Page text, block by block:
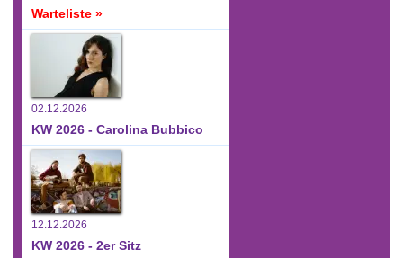
Warteliste »
02.12.2026
KW 2026 - Carolina Bubbico
12.12.2026
KW 2026 - 2er Sitz